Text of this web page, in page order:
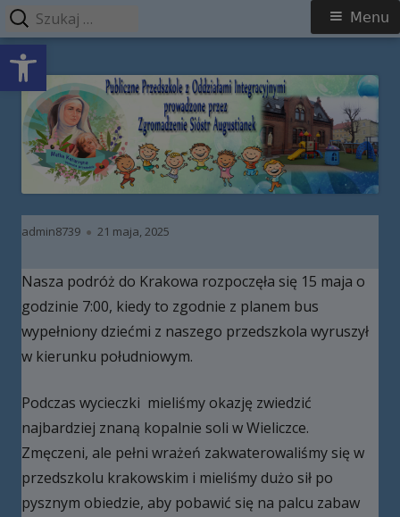
Open toolbar
Przeskocz
treści
Publiczne Przedszkole z Oddziałami
Integracyjnymi prowadzone przez
Zgromadzenie Sióstr Augustianek
Menu
główne
Menu
Autor
admin8739 Opublikowano
21 maja, 2025
Nasza podróż do Krakowa rozpoczęła się 15 maja o
godzinie 7:00, kiedy to zgodnie z planem bus
wypełniony dziećmi z naszego przedszkola wyruszył
w kierunku południowym.
Podczas wycieczki mieliśmy okazję zwiedzić
najbardziej znaną kopalnie soli w Wieliczce.
Zmęczeni, ale pełni wrażeń zakwaterowaliśmy się w
przedszkolu krakowskim i mieliśmy dużo sił po
pysznym obiedzie, aby pobawić się na palcu zabaw